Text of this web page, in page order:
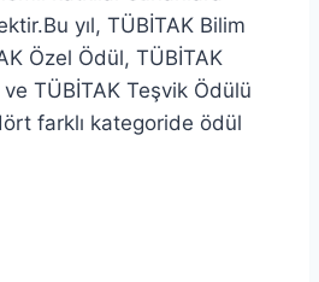
yıl, TÜBİTAK Bilim
Özel Ödül, TÜBİTAK
TÜBİTAK Teşvik Ödülü
farklı kategoride ödül